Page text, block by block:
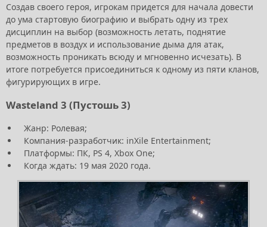
Создав своего героя, игрокам придется для начала довести
до ума стартовую биографию и выбрать одну из трех
дисциплин на выбор (возможность летать, поднятие
предметов в воздух и использование дыма для атак,
возможность проникать всюду и мгновенно исчезать). В
итоге потребуется присоединиться к одному из пяти кланов,
фигурирующих в игре.
Wasteland 3 (Пустошь 3)
Жанр: Ролевая;
Компания-разработчик: inXile Entertainment;
Платформы: ПК, PS 4, Xbox One;
Когда ждать: 19 мая 2020 года.